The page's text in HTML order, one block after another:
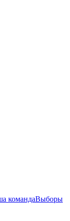
командаВыборы